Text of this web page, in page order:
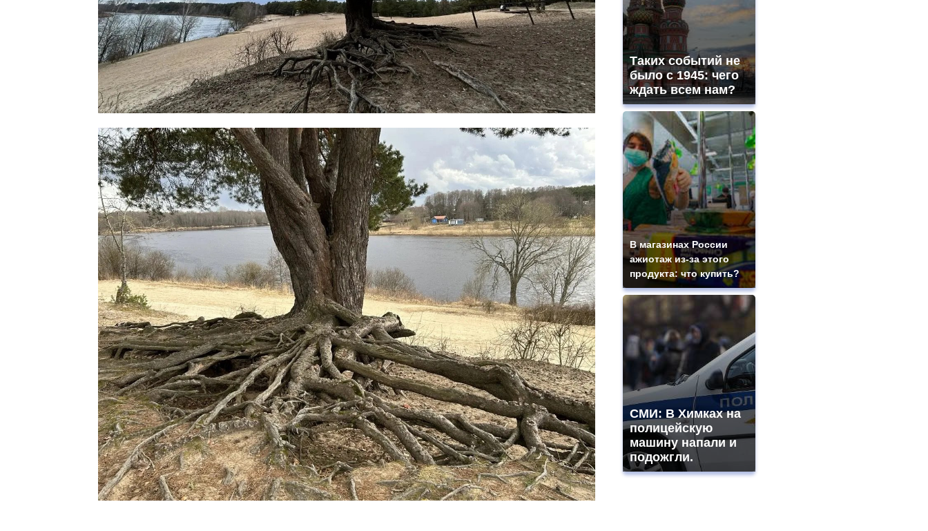
Таких событий не
было с 1945: чего
ждать всем нам?
В магазинах России
ажиотаж из-за этого
продукта: что купить?
СМИ: В Химках на
полицейскую
машину напали и
подожгли.